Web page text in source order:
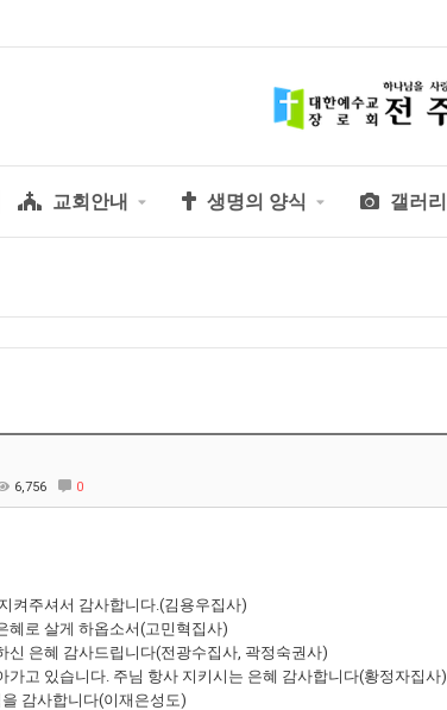
교회안내 생명의 양식 갤러리
6,756 0
켜주셔서 감사합니다.(김용우집사)
혜로 살게 하옵소서(고민혁집사)
신 은혜 감사드립니다(전광수집사, 곽정숙권사)
가고 있습니다. 주님 항사 지키시는 은혜 감사합니다(황정자집사)
감사합니다(이재은성도)